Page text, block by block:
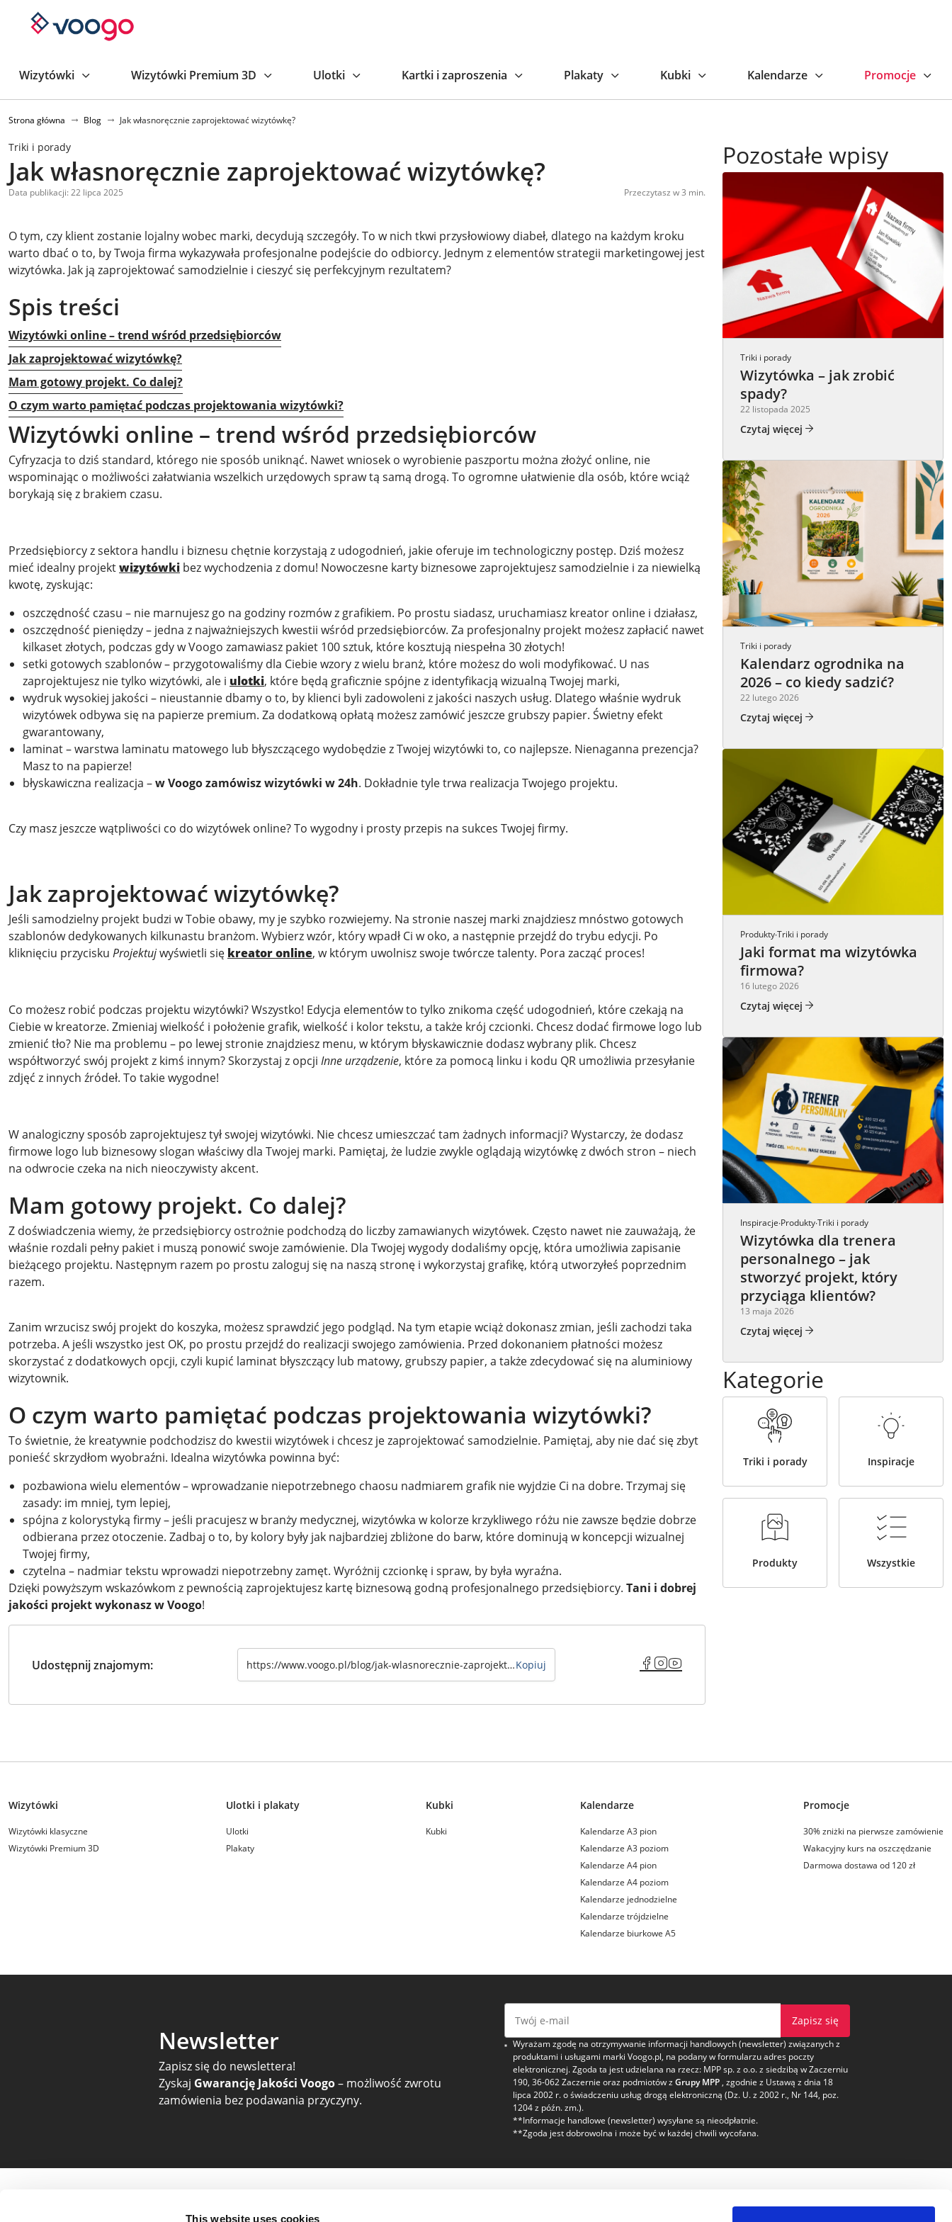
This website uses cookies
Wizytówki Wizytówki Premium 3D Ulotki Kartki i zaproszenia Plakaty Kubki Kalendarze Promocje
Strona główna Blog Jak własnoręcznie zaprojektować wizytówkę?
Triki i porady
Jak własnoręcznie zaprojektować wizytówkę?
Data publikacji: 22 lipca 2025 Przeczytasz w 3 min.
O tym, czy klient zostanie lojalny wobec marki, decydują szczegóły. To w nich tkwi przysłowiowy diabeł, dlatego na każdym kroku
warto dbać o to, by Twoja firma wykazywała profesjonalne podejście do odbiorcy. Jednym z elementów strategii marketingowej jest
wizytówka. Jak ją zaprojektować samodzielnie i cieszyć się perfekcyjnym rezultatem?
Spis treści
Wizytówki online – trend wśród przedsiębiorców
Jak zaprojektować wizytówkę?
Mam gotowy projekt. Co dalej?
O czym warto pamiętać podczas projektowania wizytówki?
Wizytówki online – trend wśród przedsiębiorców
Cyfryzacja to dziś standard, którego nie sposób uniknąć. Nawet wniosek o wyrobienie paszportu można złożyć online, nie
wspominając o możliwości załatwiania wszelkich urzędowych spraw tą samą drogą. To ogromne ułatwienie dla osób, które wciąż
borykają się z brakiem czasu.
Przedsiębiorcy z sektora handlu i biznesu chętnie korzystają z udogodnień, jakie oferuje im technologiczny postęp. Dziś możesz
mieć idealny projektwizytówki bez wychodzenia z domu! Nowoczesne karty biznesowe zaprojektujesz samodzielnie i za niewielką
kwotę, zyskując:
oszczędność czasu – nie marnujesz go na godziny rozmów z grafikiem. Po prostu siadasz, uruchamiasz kreator online i działasz,
oszczędność pieniędzy – jedna z najważniejszych kwestii wśród przedsiębiorców. Za profesjonalny projekt możesz zapłacić nawet
kilkaset złotych, podczas gdy w Voogo zamawiasz pakiet 100 sztuk, które kosztują niespełna 30 złotych!
setki gotowych szablonów – przygotowaliśmy dla Ciebie wzory z wielu branż, które możesz do woli modyfikować. U nas
zaprojektujesz nie tylko wizytówki, ale i ulotki, które będą graficznie spójne z identyfikacją wizualną Twojej marki,
wydruk wysokiej jakości – nieustannie dbamy o to, by klienci byli zadowoleni z jakości naszych usług. Dlatego właśnie wydruk
wizytówek odbywa się na papierze premium. Za dodatkową opłatą możesz zamówić jeszcze grubszy papier. Świetny efekt
gwarantowany,
laminat – warstwa laminatu matowego lub błyszczącego wydobędzie z Twojej wizytówki to, co najlepsze. Nienaganna prezencja?
Masz to na papierze!
błyskawiczna realizacja –wVoogo zamówisz wizytówki w 24h. Dokładnie tyle trwa realizacja Twojego projektu.
Czy masz jeszcze wątpliwości co do wizytówek online? To wygodny i prosty przepis na sukces Twojej firmy.
Jak zaprojektować wizytówkę?
Jeśli samodzielny projekt budzi w Tobie obawy, my je szybko rozwiejemy. Na stronie naszej marki znajdziesz mnóstwo gotowych
szablonów dedykowanych kilkunastu branżom. Wybierz wzór, który wpadł Ci w oko, a następnie przejdź do trybu edycji. Po
kliknięciu przycisku Projektujwyświetli się kreator online, w którym uwolnisz swoje twórcze talenty. Pora zacząć proces!
Co możesz robić podczas projektu wizytówki? Wszystko! Edycja elementów to tylko znikoma część udogodnień, które czekają na
Ciebie w kreatorze. Zmieniaj wielkość i położenie grafik, wielkość i kolor tekstu, a także krój czcionki. Chcesz dodać firmowe logo lub
zmienić tło? Nie ma problemu – po lewej stronie znajdziesz menu, w którym błyskawicznie dodasz wybrany plik. Chcesz
współtworzyć swój projekt z kimś innym? Skorzystaj z opcji Inne urządzenie, które za pomocą linku i kodu QR umożliwia przesyłanie
zdjęć z innych źródeł. To takie wygodne!
W analogiczny sposób zaprojektujesz tył swojej wizytówki. Nie chcesz umieszczać tam żadnych informacji? Wystarczy, że dodasz
firmowe logo lub biznesowy slogan właściwy dla Twojej marki. Pamiętaj, że ludzie zwykle oglądają wizytówkę z dwóch stron – niech
na odwrocie czeka na nich nieoczywisty akcent.
Mam gotowy projekt. Co dalej?
Z doświadczenia wiemy, że przedsiębiorcy ostrożnie podchodzą do liczby zamawianych wizytówek. Często nawet nie zauważają, że
właśnie rozdali pełny pakiet i muszą ponowić swoje zamówienie. Dla Twojej wygody dodaliśmy opcję, która umożliwia zapisanie
bieżącego projektu. Następnym razem po prostu zaloguj się na naszą stronę i wykorzystaj grafikę, którą utworzyłeś poprzednim
razem.
Zanim wrzucisz swój projekt do koszyka, możesz sprawdzić jego podgląd. Na tym etapie wciąż dokonasz zmian, jeśli zachodzi taka
potrzeba. A jeśli wszystko jest OK, po prostu przejdź do realizacji swojego zamówienia. Przed dokonaniem płatności możesz
skorzystać z dodatkowych opcji, czyli kupić laminat błyszczący lub matowy, grubszy papier, a także zdecydować się na aluminiowy
wizytownik.
O czym warto pamiętać podczas projektowania wizytówki?
To świetnie, że kreatywnie podchodzisz do kwestii wizytówek i chcesz je zaprojektować samodzielnie. Pamiętaj, aby nie dać się zbyt
ponieść skrzydłom wyobraźni. Idealna wizytówka powinna być:
pozbawiona wielu elementów – wprowadzanie niepotrzebnego chaosu nadmiarem grafik nie wyjdzie Ci na dobre. Trzymaj się
zasady: im mniej, tym lepiej,
spójna z kolorystyką firmy – jeśli pracujesz w branży medycznej, wizytówka w kolorze krzykliwego różu nie zawsze będzie dobrze
odbierana przez otoczenie. Zadbaj o to, by kolory były jak najbardziej zbliżone do barw, które dominują w koncepcji wizualnej
Twojej firmy,
czytelna – nadmiar tekstu wprowadzi niepotrzebny zamęt. Wyróżnij czcionkę i spraw, by była wyraźna.
Dzięki powyższym wskazówkom z pewnością zaprojektujesz kartę biznesową godną profesjonalnego przedsiębiorcy. Tani i dobrej
jakości projekt wykonasz w Voogo!
Udostępnij znajomym: Kopiuj
Pozostałe wpisy
Triki i porady
Wizytówka – jak zrobić
spady?
22 listopada 2025
Czytaj więcej
Triki i porady
Kalendarz ogrodnika na
2026 – co kiedy sadzić?
22 lutego 2026
Czytaj więcej
Produkty·Triki i porady
Jaki format ma wizytówka
firmowa?
16 lutego 2026
Czytaj więcej
Inspiracje·Produkty·Triki i porady
Wizytówka dla trenera
personalnego – jak
stworzyć projekt, który
przyciąga klientów?
13 maja 2026
Czytaj więcej
Kategorie
Triki i porady Inspiracje
Produkty Wszystkie
Wizytówki
Wizytówki klasyczne
Wizytówki Premium 3D
Ulotki i plakaty
Ulotki
Plakaty
Kubki
Kubki
Kalendarze
Kalendarze A3 pion
Kalendarze A3 poziom
Kalendarze A4 pion
Kalendarze A4 poziom
Kalendarze jednodzielne
Kalendarze trójdzielne
Kalendarze biurkowe A5
Promocje
30% zniżki na pierwsze zamówienie
Wakacyjny kurs na oszczędzanie
Darmowa dostawa od 120 zł
Newsletter
Zapisz się do newslettera!
Zyskaj Gwarancję Jakości Voogo– możliwość zwrotu
zamówienia bez podawania przyczyny.
Zapisz się
Wyrażam zgodę na otrzymywanie informacji handlowych (newsletter) związanych z
produktami i usługami marki Voogo.pl, na podany w formularzu adres poczty
elektronicznej. Zgoda ta jest udzielana na rzecz: MPP sp. z o.o. z siedzibą w Zaczerniu
190, 36-062 Zaczernie oraz podmiotów zGrupy MPP , zgodnie z Ustawą z dnia 18
lipca 2002 r. o świadczeniu usług drogą elektroniczną (Dz. U. z 2002 r., Nr 144, poz.
1204 z późn. zm.).
**Informacje handlowe (newsletter) wysyłane są nieodpłatnie.
**Zgoda jest dobrowolna i może być w każdej chwili wycofana.
Kontakt